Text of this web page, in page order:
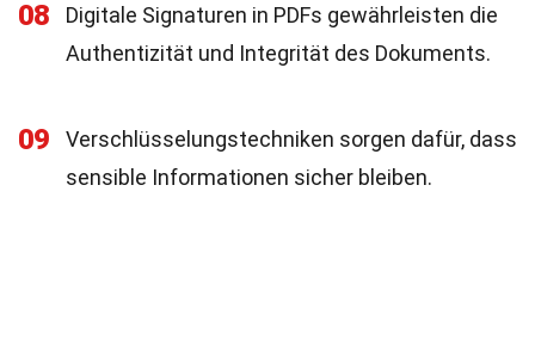
08
Digitale Signaturen in PDFs gewährleisten die
Authentizität und Integrität des Dokuments.
09
Verschlüsselungstechniken sorgen dafür, dass
sensible Informationen sicher bleiben.